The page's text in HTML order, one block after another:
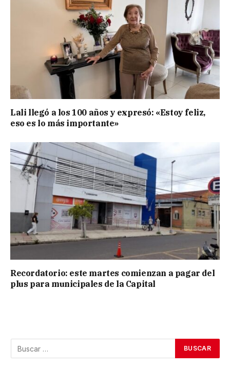
Lali llegó a los 100 años y expresó: «Estoy feliz,
eso es lo más importante»
Recordatorio: este martes comienzan a pagar del
plus para municipales de la Capital